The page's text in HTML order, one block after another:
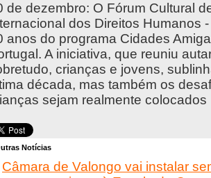
de dezembro: O Fórum Cultural
dos Direitos Humanos
anos do programa Cidades
A iniciativa, que reuniu
crianças e jovens,
década, mas também os
sejam realmente
Notícias
Câmara de Valongo vai instalar